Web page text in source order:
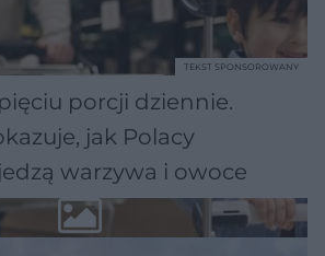
porcji dziennie.
jak Polacy
warzywa i owoce
TEKST SPONSOROWANY